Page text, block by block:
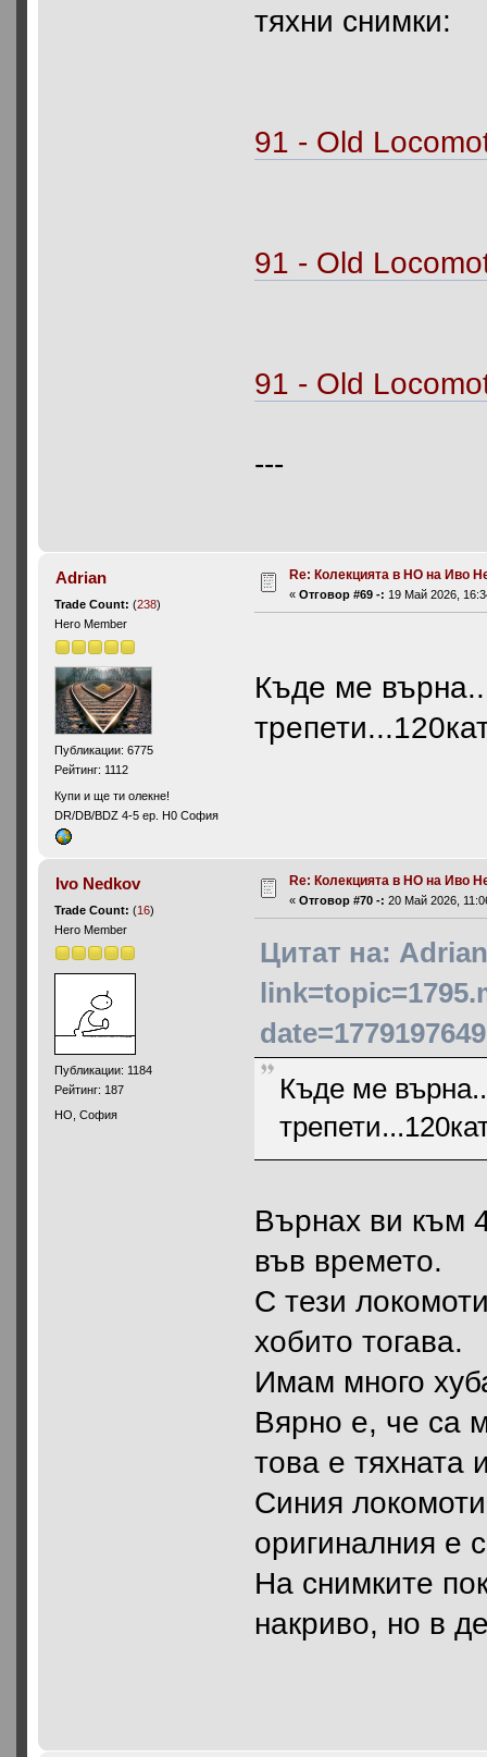
тяхни снимки:
91 - Old
91 - Old
91 - Old
---
Adrian
Trade Count:(238)
Hero Member
Публикации: 6775
Рейтинг: 1112
Купи и ще ти олекне!
DR/DB/BDZ 4-5 ep. H0 София
Re: Колекцията в НО на Иво
«Отговор #69 -: 19 Май 2026,
Къде ме
Ivo Nedkov
Trade Count:(16)
Hero Member
Публикации: 1184
Рейтинг: 187
HO, София
Re: Колекцията в НО на Иво
«Отговор #70 -: 20 Май 2026,
Цитат на:
date=1779197649
Къде ме
Върнах ви към
във времето.
С тези
хобито тогава.
Имам много
Вярно е, че са
това е тяхната
Синия
оригиналния е
На снимките
накриво, но в